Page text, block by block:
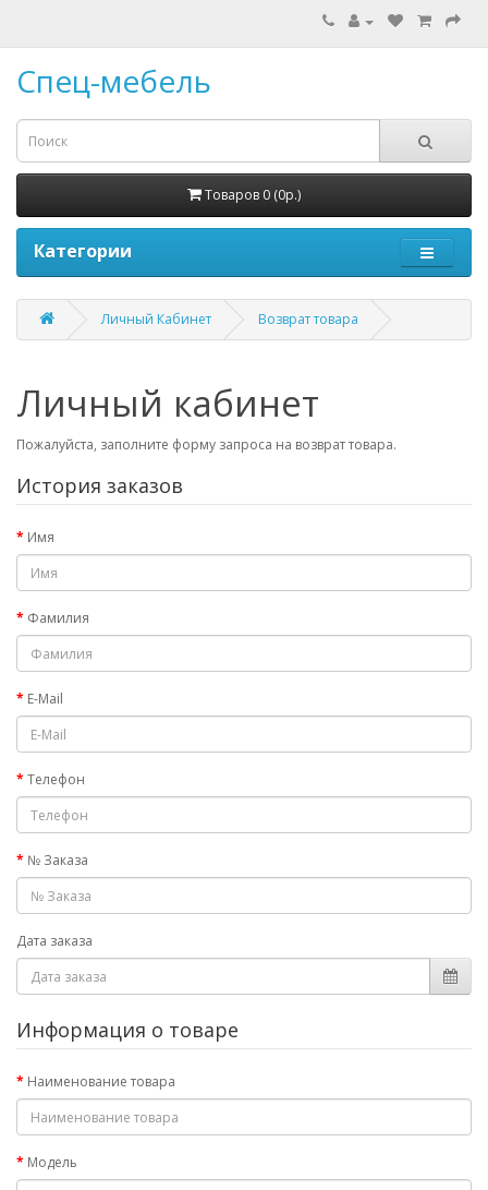
Спец-мебель
Товаров 0 (0р.)
Категории
Личный Кабинет Возврат товара
Личный кабинет
Пожалуйста, заполните форму запроса на возврат товара.
История заказов
Имя
Фамилия
E-Mail
Телефон
№ Заказа
Дата заказа
Информация о товаре
Наименование товара
Модель